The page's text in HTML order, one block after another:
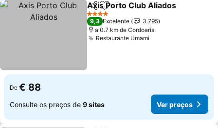
PartilharAdicionar aos favoritos
Axis Porto Club Aliados
4 Estrelas
9,3 Excelente
3.795
a 0.7 km de Cordoaria
Restaurante Umami
De € 88
Consulte os preços de 9 sites Ver preços